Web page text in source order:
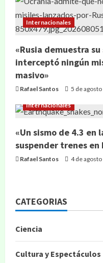
Internacionales
«Rusia demuestra
interceptó ningún
masivo»
Rafael Santos 5 de
Internacionales
«Un sismo de 4.3 en
suspender trenes
Rafael Santos 4 de
CATEGORIAS
Ciencia
Cultura y Espectáculos